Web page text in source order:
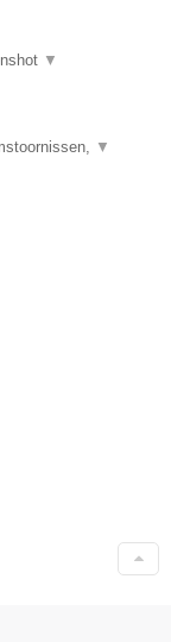
▼
▼